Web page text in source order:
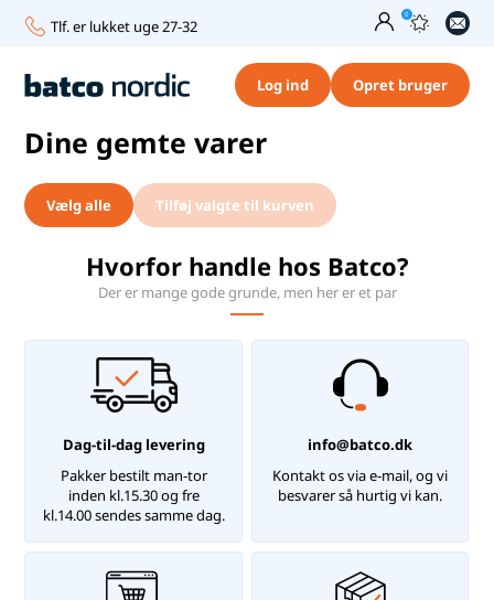
Tlf. er lukket uge 27-32
Fri fragt over 750,-
Dansk lager
Spar penge på større mængder
Tlf. er lukket uge 27-32
Stort sortiment
0
Log ind Opret bruger
Dine gemte varer
Vælg alle Tilføj valgte til kurven
Hvorfor handle hos Batco?
Der er mange gode grunde, men her er et par
Dag-til-dag levering
Pakker bestilt man-tor
inden kl.15.30 og fre
kl.14.00 sendes samme dag.
info@batco.dk
Kontakt os via e-mail, og vi
besvarer så hurtig vi kan.